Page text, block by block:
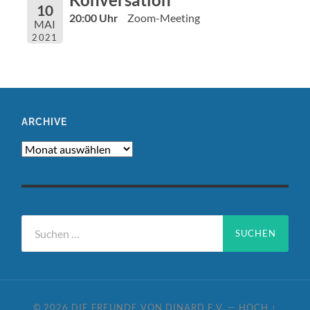
10
MAI
2021
20:00 Uhr Zoom-Meeting
ARCHIVE
Archive
nach:
© 2026 DIE FREUNDE VON DINARD E.V. — HOCH ↑